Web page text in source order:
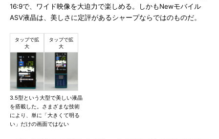
16:9で、ワイド映像を大迫力で楽しめる。しかもNewモバイル
ASV液晶は、美しさに定評があるシャープならではのものだ。
3.5型という大型で美しい液晶
を搭載した。さまざまな技術
により、単に「大きくて明る
い」だけの画面ではない